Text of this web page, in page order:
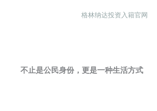
格林纳达投资入籍官网
不止是公民身份，更是一种生活方式